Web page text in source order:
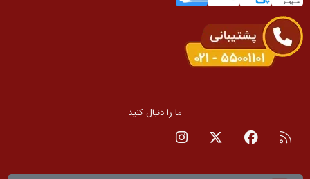
ما را دنبال کنید
RSS صفحه فیسبوک
صفحه تویترصفحه اینستاگرام